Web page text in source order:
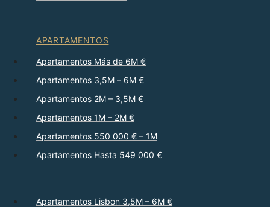
APARTAMENTOS
Apartamentos Más de 6M €
Apartamentos 3,5M – 6M €
Apartamentos 2M – 3,5M €
Apartamentos 1M – 2M €
Apartamentos 550 000 € – 1M
Apartamentos Hasta 549 000 €
Apartamentos Lisbon 3,5M – 6M €